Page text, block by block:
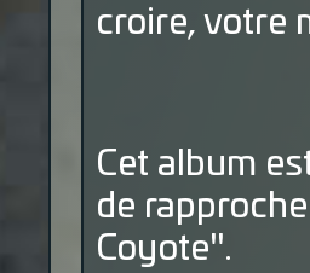
croire, votre
Cet album
de
Coyote".